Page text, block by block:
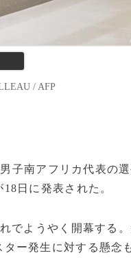
/ AFP
子南アフリカ代表の
日に発表された。
でようやく開幕する
ー発生に対する懸念